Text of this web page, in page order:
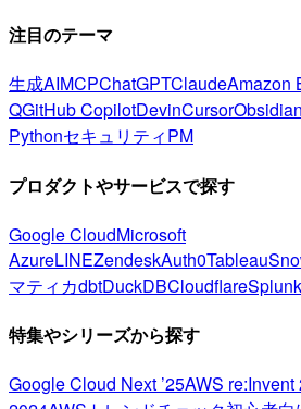
注目のテーマ
生成AIMCPChatGPTClaudeAmazon
QGitHub CopilotDevinCursorObsidian
PythonセキュリティPM
プロダクトやサービスで探す
Google CloudMicrosoft
AzureLINEZendeskAuth0Tableau
マティカdbtDuckDBCloudflareSplunk
特集やシリーズから探す
Google Cloud Next ’25AWS re:Invent